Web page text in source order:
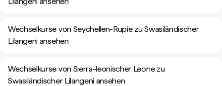
Wechselkurse von Seychellen-Rupie zu Swasiländischer
Lilangeni ansehen
Wechselkurse von Sierra-leonischer Leone zu
Swasiländischer Lilangeni ansehen